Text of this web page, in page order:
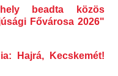
beadta közös
Fővárosa 2026"
Hajrá, Kecskemét!